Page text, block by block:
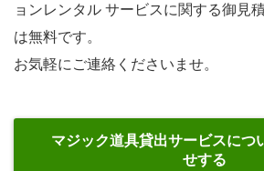
ョンレンタル サービスに関する御見
は無料です。
お気軽にご連絡くださいませ。
マジック道具貸出サービスにつ
せする